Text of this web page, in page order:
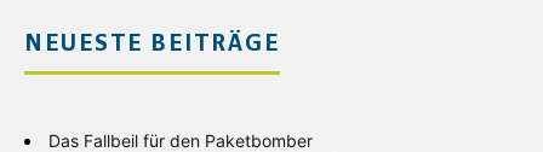
NEUESTE BEITRÄGE
Das Fallbeil für den Paketbomber